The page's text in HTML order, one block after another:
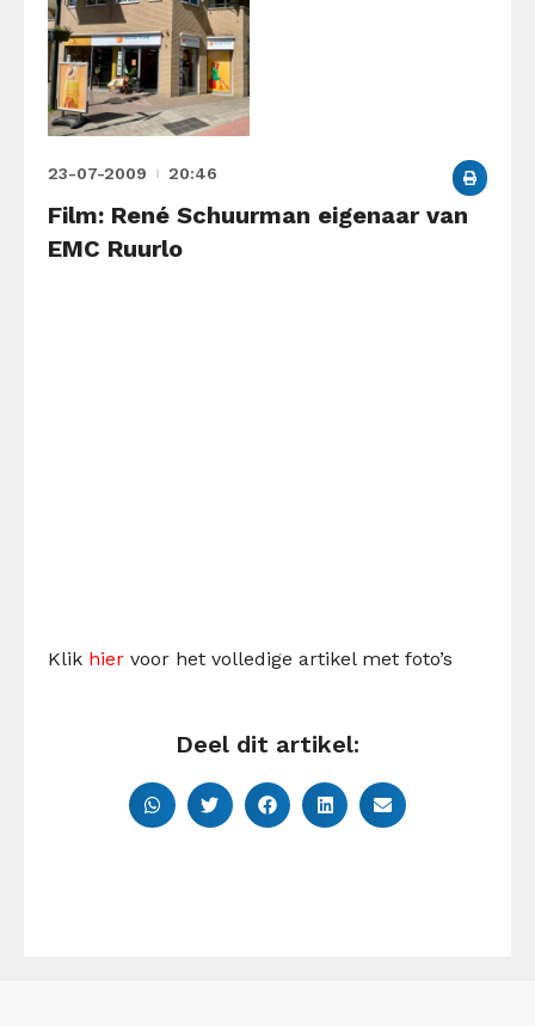
23-07-2009 20:46
Film: René Schuurman eigenaar van
EMC Ruurlo
Klik hier voor het volledige artikel met foto’s
Deel dit artikel: